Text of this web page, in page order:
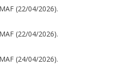
(22/04/2026).
(22/04/2026).
(24/04/2026).